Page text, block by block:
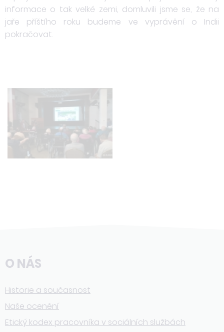
informace o tak velké zemi, domluvili jsme se, že na
jaře příštího roku budeme ve vyprávění o Indii
pokračovat.
O NÁS
Historie a současnost
Naše ocenění
Etický kodex pracovníka v sociálních službách